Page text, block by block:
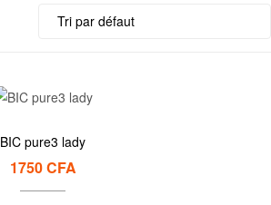
BIC pure3 lady
1750CFA